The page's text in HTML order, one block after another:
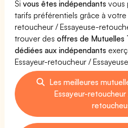
Sivous êtes indépendants vous
tarifs préférentiels grâce à votre
retoucheur / Essayeuse-
trouver desoffres de Mutuelles
dédiées aux indépendants
Essayeur-retoucheur /
Les meilleures
Essayeur-